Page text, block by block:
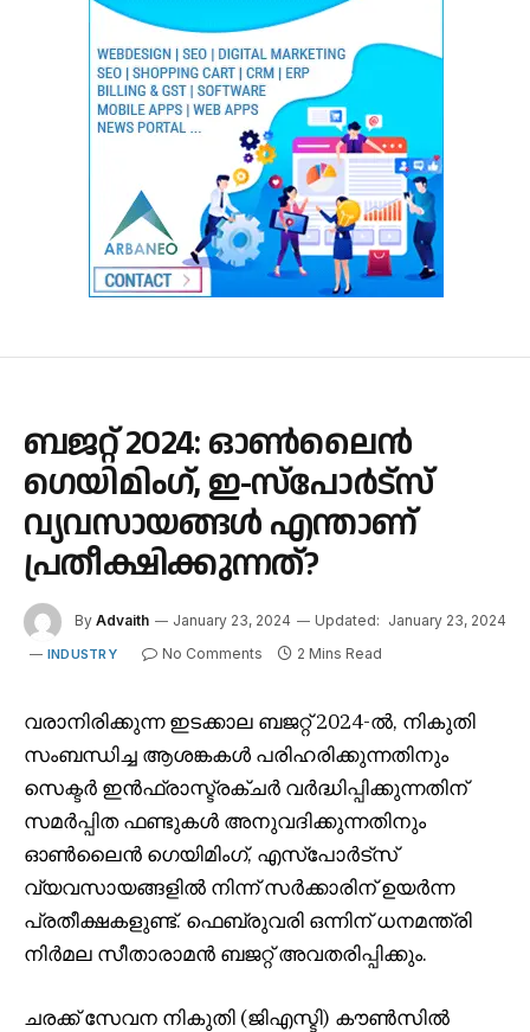
ബജറ്റ് 2024: ഓൺലൈൻ
ഗെയിമിംഗ്, ഇ-സ്‌പോർട്‌സ്
വ്യവസായങ്ങൾ എന്താണ്
പ്രതീക്ഷിക്കുന്നത്?
By Advaith January 23, 2024 Updated: January 23, 2024
INDUSTRY No Comments 2 Mins Read
വരാനിരിക്കുന്ന ഇടക്കാല ബജറ്റ് 2024-ൽ, നികുതി
സംബന്ധിച്ച ആശങ്കകൾ പരിഹരിക്കുന്നതിനും
സെക്ടർ ഇൻഫ്രാസ്ട്രക്ചർ വർദ്ധിപ്പിക്കുന്നതിന്
സമർപ്പിത ഫണ്ടുകൾ അനുവദിക്കുന്നതിനും
ഓൺലൈൻ ഗെയിമിംഗ്, എസ്‌പോർട്‌സ്
വ്യവസായങ്ങളിൽ നിന്ന് സർക്കാരിന് ഉയർന്ന
പ്രതീക്ഷകളുണ്ട്. ഫെബ്രുവരി ഒന്നിന് ധനമന്ത്രി
നിർമല സീതാരാമൻ ബജറ്റ് അവതരിപ്പിക്കും.
ചരക്ക് സേവന നികുതി (ജിഎസ്ടി) കൗൺസിൽ